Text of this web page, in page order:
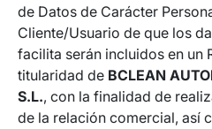
de Datos de Carácter
Cliente/Usuario de que los
facilita serán incluidos en un
titularidad de BCLEAN
S.L., con la finalidad de
de la relación comercial, así